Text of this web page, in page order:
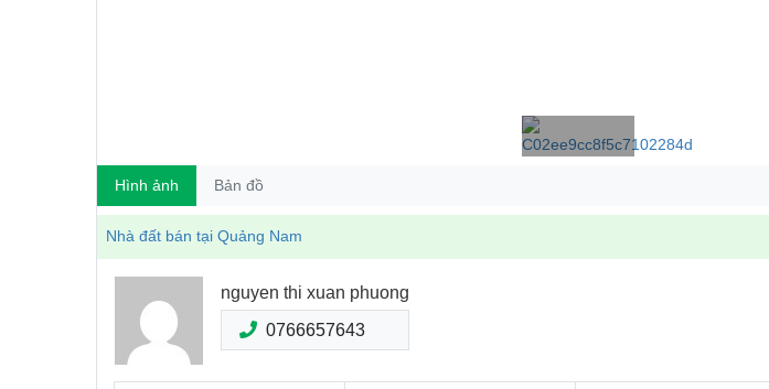
Hình ảnh Bản đồ
Nhà đất bán tại Quảng Nam
nguyen thi xuan phuong
0766657643